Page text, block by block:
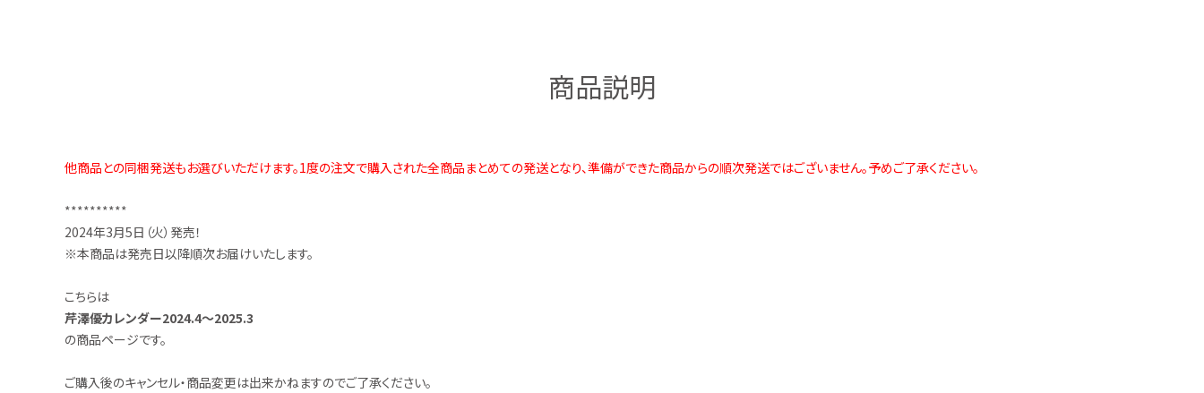
商品説明
他商品との同梱発送もお選びいただけます。1度の注文で購入された全商品まとめての発送となり、準備ができた商品からの順次発送ではございません。予めご了承ください。
**********
2024年3月5日（火）発売！
※本商品は発売日以降順次お届けいたします。
こちらは
芹澤優カレンダー2024.4～2025.3
の商品ページです。
ご購入後のキャンセル・商品変更は出来かねますのでご了承ください。